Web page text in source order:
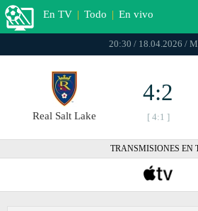
En TV | Todo | En vivo
20:30 / 18.04.2026 /
Real Salt Lake
4:2
[ 4:1 ]
TRANSMISIONES EN